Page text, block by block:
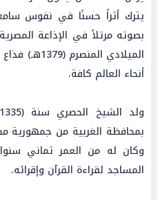
يترك أثراً حسنًا في نفوس
بصوته مرتلاً في الإذاعة
الميلادي
أنحاء العالم كافة.
بمحافظة الغربية من جمهورية
وكان له من العمر ثماني
المساجد لقراءة القرآن وإقرائه.